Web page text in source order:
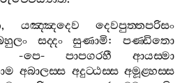
, යඤ‍්ඤදෙව
දෙවපුත‍්තපරිසං
සද‍්දං සුණාමි:පණ‍්ඩිතො
-පෙ-පාපගරහී
ආයස‍්මා
අබාලස‍්ස අදුට‍්ඨස‍්ස අමූළ‍්හස‍්ස